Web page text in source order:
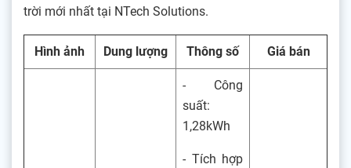
trời mới nhất tại NTech Solutions.
Hình ảnh Dung lượng Thông số Giá bán
- Công
suất:
1,28kWh
- Tích hợp